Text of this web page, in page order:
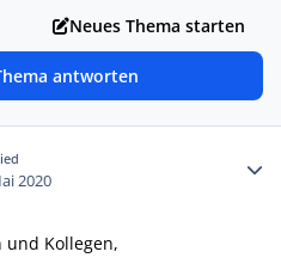
Neues Thema starten
antworten
2020
und Kollegen,